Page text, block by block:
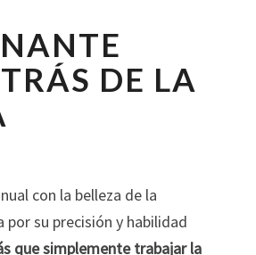
DE LA
con la belleza de la
su precisión y habilidad
que simplemente trabajar la